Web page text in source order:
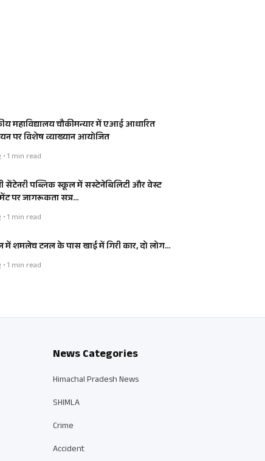
महाविद्यालय चौकीमन्यार में एआई आधारित
पर विशेष व्याख्यान आयोजित
• 1 min read
सेंटेनरी पब्लिक स्कूल में सस्टेनेबिलिटी और वेस्ट
पर जागरूकता सत्र…
• 1 min read
में शमलेच टनल के पास खाई में गिरी कार, दो लोग…
• 1 min read
News Categories
Himachal Pradesh News
SHIMLA
Crime
Accident